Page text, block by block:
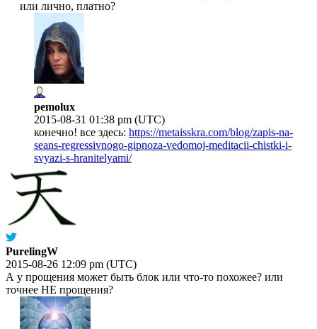
или лично, платно?
pemolux
2015-08-31 01:38 pm (UTC)
конечно! все здесь: https://metaisskra.com/blog/zapis-na-
seans-regressivnogo-gipnoza-vedomoj-meditacii-chistki-i-
svyazi-s-hranitelyami/
PurelingW
2015-08-26 12:09 pm (UTC)
А у прощения может быть блок или что-то похожее? или
точнее НЕ прощения?